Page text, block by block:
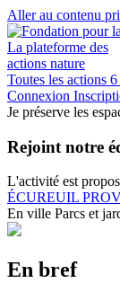
Aller au contenu
La plateforme des
actions nature
Toutes les actions 6
Connexion
Je préserve les
Rejoint notre
L'activité est
ÉCUREUIL
En ville Parcs et
En bref